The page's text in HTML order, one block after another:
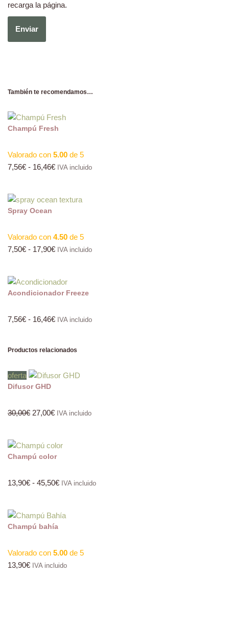
recarga la página.
También te recomendamos…
Champú Fresh
Valorado con 5.00 de 5
7,56€ - 16,46€ IVA incluido
Spray Ocean
Valorado con 4.50 de 5
7,50€ - 17,90€ IVA incluido
Acondicionador Freeze
7,56€ - 16,46€ IVA incluido
Productos relacionados
oferta
Difusor GHD
30,00€ 27,00€ IVA incluido
Champú color
13,90€ - 45,50€ IVA incluido
Champú bahía
Valorado con 5.00 de 5
13,90€ IVA incluido